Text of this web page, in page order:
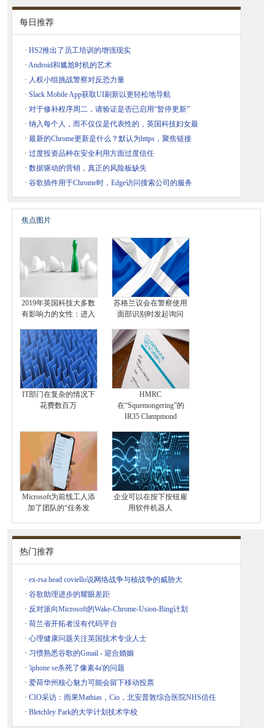
每日推荐
· HS2推出了员工培训的增强现实
· Android和尴尬时机的艺术
· 人权小组挑战警察对反恐力量
· Slack Mobile App获取UI刷新以更轻松地导航
· 对于修补程序周二，请验证是否已启用“暂停更新”
· 纳入每个人，而不仅仅是代表性的，英国科技妇女最
· 最新的Chrome更新是什么？默认为https，聚焦链接
· 过度投资品种在安全利用方面过度信任
· 数据驱动的营销，真正的风险板缺失
· 谷歌插件用于Chrome时，Edge访问搜索公司的服务
焦点图片
2019年英国科技大多数
有影响力的女性：进入
苏格兰议会在警察使用
面部识别时发起询问
IT部门在复杂的情况下
花费数百万
HMRC
在“Squemongering”的
IR35 Clampmond
Microsoft为前线工人添
加了团队的“任务发
企业可以在按下按钮雇
用软件机器人
热门推荐
· ex-rsa head coviello说网络战争与核战争的威胁大
· 谷歌助理进步的耀眼差距
· 反对派向Microsoft的Wake-Chrome-Usion-Bing计划
· 荷兰省开拓者没有代码平台
· 心理健康问题关注英国技术专业人士
· 习惯熟悉谷歌的Gmail - 迎合婚姻
· 'iphone se杀死了像素4a'的问题
· 爱荷华州核心魅力可能会留下移动投票
· CIO采访：雨果Mathias，Cio，北安普敦综合医院NHS信任
· Bletchley Park的大学计划技术学校